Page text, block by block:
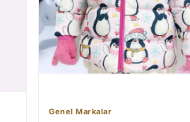
Genel Markalar